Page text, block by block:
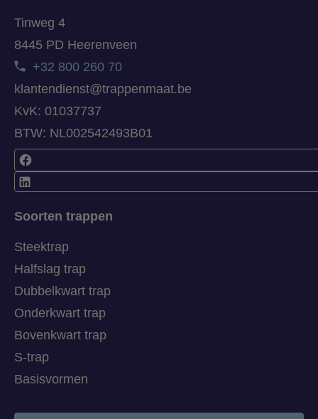
Soorten trappen
Steektrap
Halfslag trap
Dubbelkwart trap
Onderkwart trap
Bovenkwart trap
S-trap
Basisvormen
Tinweg 4
8445 PD Heerenveen
+32 800 260 70
klantendienst@trappenmaat.be
KvK: 01037737
BTW: NL002542493B01